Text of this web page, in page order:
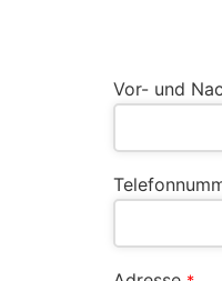
Vor- und